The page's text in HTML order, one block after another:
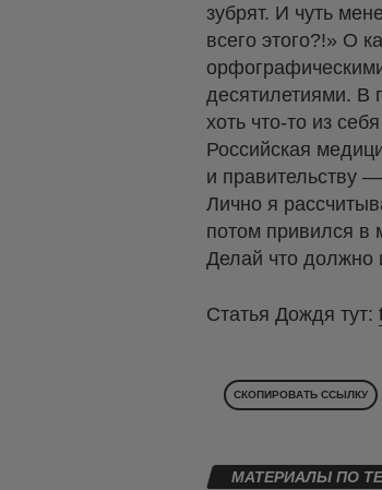
зубрят. И чуть
всего этого?!» О
десятилетиями. В
хоть что-то из
Российская
и правительству
Лично я
потом привился в
Делай что должно
Статья Дождя тут:
СКОПИРОВАТЬ ССЫЛКУ
МАТЕРИАЛЫ ПО